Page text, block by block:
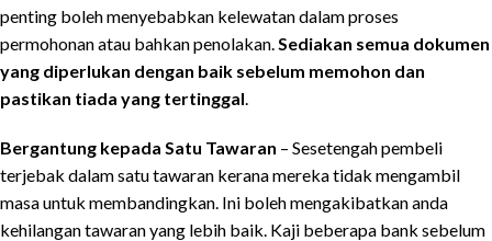
penting boleh menyebabkan kelewatan dalam proses
permohonan atau bahkan penolakan. Sediakan semua dokumen
yang diperlukan dengan baik sebelum memohon dan
pastikan tiada yang tertinggal
Bergantung kepada Satu Tawaran – Sesetengah pembeli
terjebak dalam satu tawaran kerana mereka tidak mengambil
masa untuk membandingkan. Ini boleh mengakibatkan anda
kehilangan tawaran yang lebih baik. Kaji beberapa bank sebelum